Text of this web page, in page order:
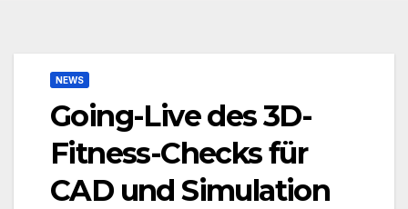
NEWS
Going-Live des 3D-
Fitness-Checks für
CAD und Simulation